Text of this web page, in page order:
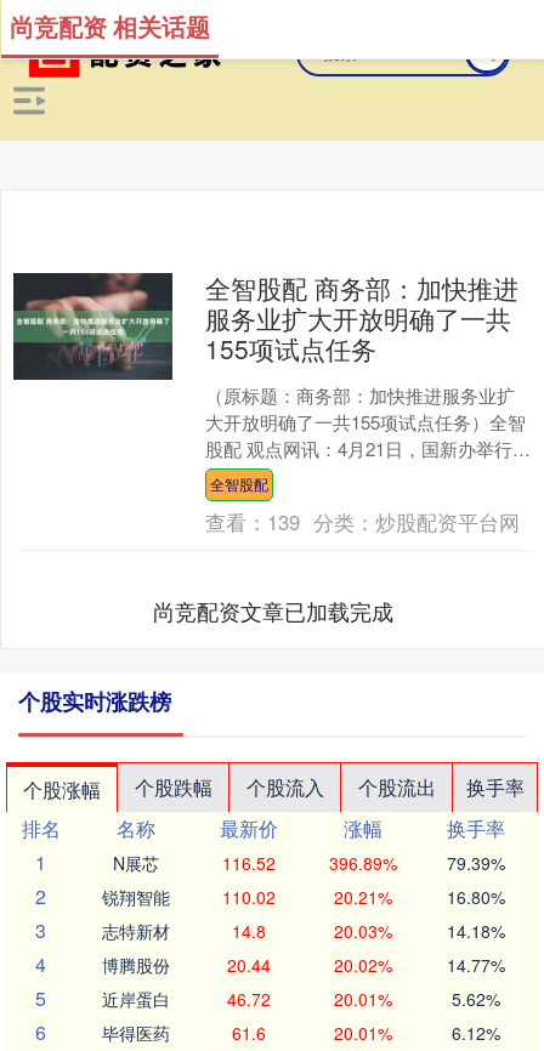
尚竞配资 相关话题
全智股配 商务部：加快推进
服务业扩大开放明确了一共
155项试点任务
（原标题：商务部：加快推进服务业扩
大开放明确了一共155项试点任务）全智
股配 观点网讯：4月21日，国新办举行新
闻发布会，介绍《加快推进服务业扩大
开放综合试点工....
全智股配
查看： 139 分类：炒股配资平台网
尚竞配资文章已加载完成
个股实时涨跌榜
个股涨幅 个股跌幅 个股流入 个股流出
换手率
排名
名称 最新价 涨幅
换手率
1
N展芯 116.52 396.89% 79.39%
2 锐翔智能 110.02 20.21% 16.80%
3 志特新材 14.8 20.03% 14.18%
4 博腾股份 20.44 20.02% 14.77%
5 近岸蛋白 46.72 20.01% 5.62%
6 毕得医药 61.6 20.01% 6.12%